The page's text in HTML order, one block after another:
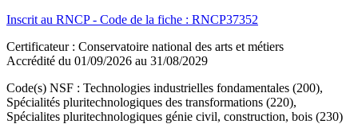
Inscrit au RNCP - Code de la fiche : RNCP37352
Certificateur : Conservatoire national des arts et métiers
Accrédité du 01/09/2026 au 31/08/2029
Code(s) NSF : Technologies industrielles fondamentales (200),
Spécialités pluritechnologiques des transformations (220),
Spécialites pluritechnologiques génie civil, construction, bois (230)